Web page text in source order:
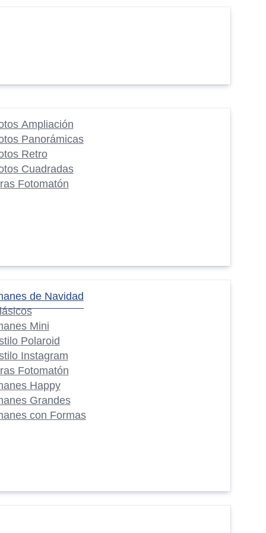
Ampliación
Panorámicas
Retro
Cuadradas
Fotomatón
de Navidad
Mini
Polaroid
Instagram
Fotomatón
Happy
Grandes
con Formas